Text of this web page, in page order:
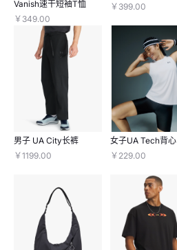
Vanish速干短袖T恤
￥349.00
￥399.00
男子 UA City长裤
￥1199.00
女子UA Tech背心
￥229.00